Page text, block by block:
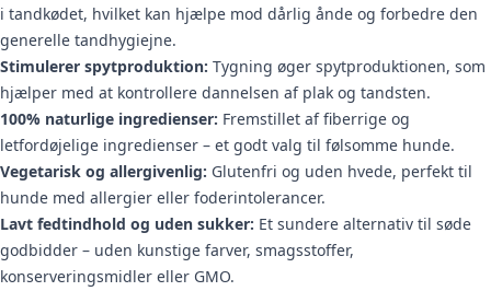
i tandkødet, hvilket kan hjælpe mod dårlig ånde og forbedre den
generelle tandhygiejne.
Stimulerer spytproduktion: Tygning øger spytproduktionen, som
hjælper med at kontrollere dannelsen af plak og tandsten.
100% naturlige ingredienser: Fremstillet af fiberrige og
letfordøjelige ingredienser – et godt valg til følsomme hunde.
Vegetarisk og allergivenlig: Glutenfri og uden hvede, perfekt til
hunde med allergier eller foderintolerancer.
Lavt fedtindhold og uden sukker: Et sundere alternativ til søde
godbidder – uden kunstige farver, smagsstoffer,
konserveringsmidler eller GMO.